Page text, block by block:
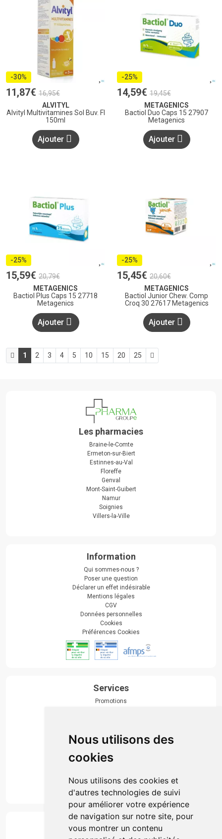
Nous utilisons des
cookies
Nous utilisons des cookies et
d'autres technologies de suivi
pour améliorer votre expérience
de navigation sur notre site, pour
vous montrer un contenu
-30%
11 ,87€ 16,95€
ALVITYL
Alvityl Multivitamines Sol Buv. Fl
150ml
Ajouter
-25%
14,59€ 19,45€
METAGENICS
Bactiol Duo Caps 15 27907
Metagenics
Ajouter
-25%
15,59€ 20,79€
METAGENICS
Bactiol Plus Caps 15 27718
Metagenics
Ajouter
-25%
15,45€ 20,60€
METAGENICS
Bactiol Junior Chew. Comp
Croq 30 27617 Metagenics
Ajouter
1 2 3 4 5 10 15 20 25
Les pharmacies
Braine-le-Comte
Ermeton-sur-Biert
Estinnes-au-Val
Floreffe
Genval
Mont-Saint-Guibert
Namur
Soignies
Villers-la-Ville
Information
Qui sommes-nous ?
Poser une question
Déclarer un effet indésirable
Mentions légales
CGV
Données personnelles
Cookies
Préférences Cookies
Services
Promotions
Actualités & conseils
Événements
Marques
Suivez-nous
Paiement
Simple, rapide et 100% sécurisé